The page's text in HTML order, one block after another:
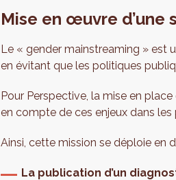
Mise en œuvre
Le « gender mainstreaming » est
en évitant que les politiques
Pour Perspective, la mise en
en compte de ces enjeux dans
Ainsi, cette mission se déploie en
La publication d’un